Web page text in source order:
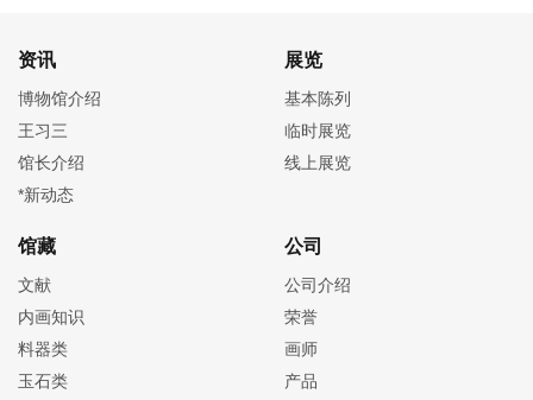
资讯
博物馆介绍
王习三
馆长介绍
*新动态
展览
基本陈列
临时展览
线上展览
馆藏
文献
内画知识
料器类
玉石类
公司
公司介绍
荣誉
画师
产品